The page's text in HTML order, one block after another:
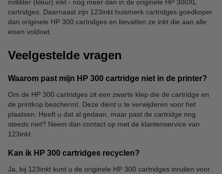
milliliter (kleur) inkt - nóg meer dan in de originele HP 300XL
cartridges. Daarnaast zijn 123inkt huismerk cartridges goedkoper
dan originele HP 300 cartridges en bevatten ze inkt die aan alle
eisen voldoet.
Veelgestelde vragen
Waarom past mijn HP 300 cartridge niet in de printer?
Om de HP 300 cartridges zit een zwarte klep die de cartridge en
de printkop beschermt. Deze dient u te verwijderen voor het
plaatsen. Heeft u dat al gedaan, maar past de cartridge nog
steeds niet? Neem dan contact op met de klantenservice van
123inkt.
Kan ik HP 300 cartridges recyclen?
Ja, bij 123inkt kunt u de originele HP 300 cartridges inruilen voor